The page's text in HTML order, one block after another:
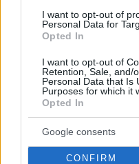
I want to opt-out of
Personal Data for
Opted In
I want to opt-out of
Retention, Sale, and/
Personal Data that Is
Purposes for which it
Opted In
Google consents
CONFIRM